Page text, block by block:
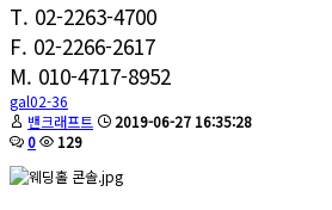
T. 02-2263-4700
F. 02-2266-2617
M. 010-4717-8952
gal02-36
밴크래프트
2019-06-27 16:35:28
0
129